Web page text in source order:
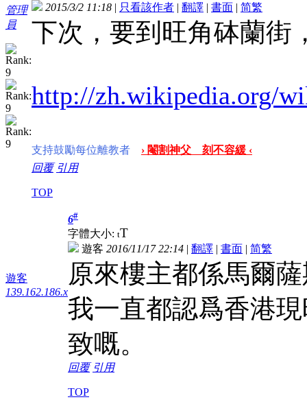
管理
員
2015/3/2 11:18 | 只看該作者 | 翻譯 | 書面 | 简繁
下次，要到旺角砵蘭街
http://zh.wikipedia.org/
支持鼓勵每位離教者
› 閹割神父 刻不容緩 ‹
回覆 引用
TOP
遊客
139.162.186.x
6#
字體大小: tT
遊客 2016/11/17 22:14 | 翻譯 | 書面 | 简繁
原來樓主都係馬爾
我一直都認爲香港
致嘅。
回覆 引用
TOP